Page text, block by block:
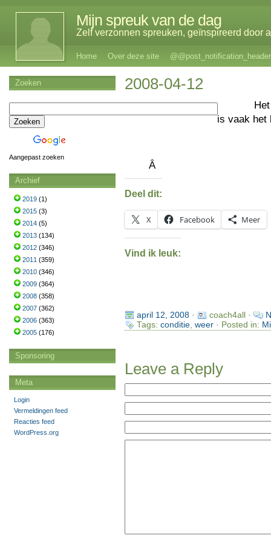
Mijn spreuk van de dag
Zelf verzonnen spreuken, geïnspireerd door
Home Over deze site @@post_notification_header
2008-04-12
is vaak
Â
Deel dit:
X Facebook Meer
Vind ik leuk:
april 12, 2008· coach4all ·
Tags: conditie, weer· Posted in:
Leave a Reply
Zoeken
Aangepast zoeken
Archief
2019 (1)
2015 (3)
2014 (5)
2013 (134)
2012 (346)
2011 (359)
2010 (346)
2009 (364)
2008 (358)
2007 (362)
2006 (363)
2005 (176)
Sponsoring
Meta
Login
Vermeldingen feed
Reacties feed
WordPress.org